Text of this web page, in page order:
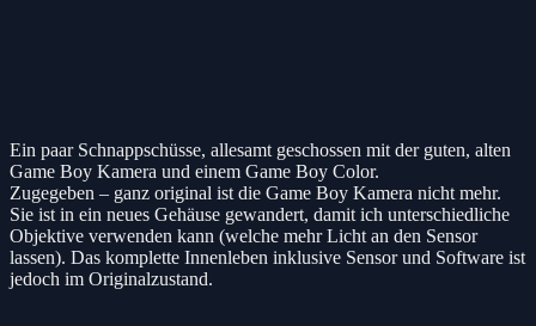
Ein paar Schnappschüsse, allesamt geschossen mit der guten, alten
Game Boy Kamera und einem Game Boy Color.
Zugegeben – ganz original ist die Game Boy Kamera nicht mehr.
Sie ist in ein neues Gehäuse gewandert, damit ich unterschiedliche
Objektive verwenden kann (welche mehr Licht an den Sensor
lassen). Das komplette Innenleben inklusive Sensor und Software ist
jedoch im Originalzustand.